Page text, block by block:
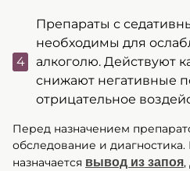
Препараты с
необходимы для
алкоголю. Действуют
снижают негативные
отрицательное
Перед назначением
обследование и
назначается вывод из запоя,